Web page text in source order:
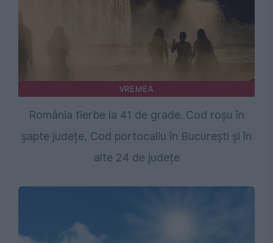
VREMEA
România fierbe la 41 de grade. Cod roșu în
șapte județe, Cod portocaliu în București și în
alte 24 de județe